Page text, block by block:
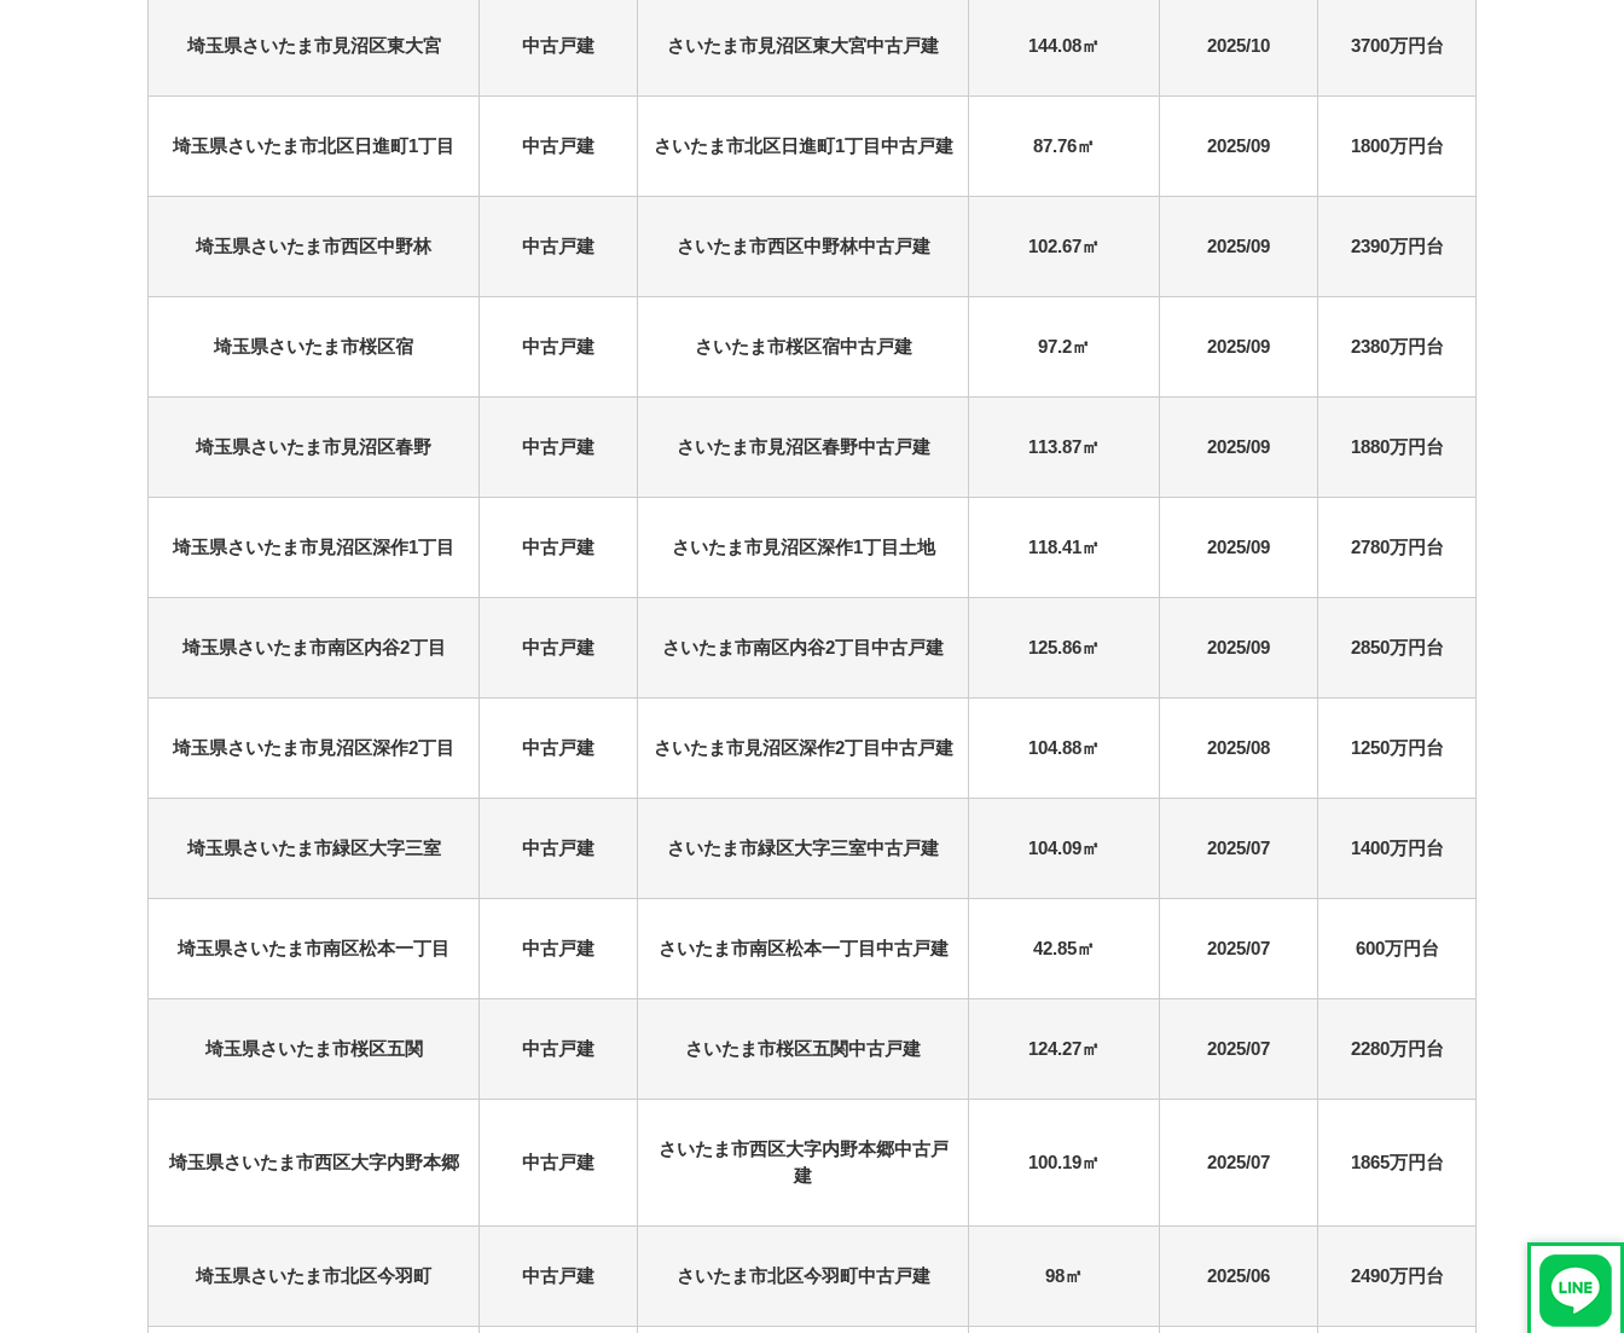
埼玉県さいたま市見沼区東大宮 中古戸建 さいたま市見沼区東大宮中古戸建 144.08㎡ 2025/10 3700万円台
埼玉県さいたま市北区日進町1丁目 中古戸建 さいたま市北区日進町1丁目中古戸建 87.76㎡ 2025/09 1800万円台
埼玉県さいたま市西区中野林 中古戸建 さいたま市西区中野林中古戸建 102.67㎡ 2025/09 2390万円台
埼玉県さいたま市桜区宿 中古戸建 さいたま市桜区宿中古戸建 97.2㎡ 2025/09 2380万円台
埼玉県さいたま市見沼区春野 中古戸建 さいたま市見沼区春野中古戸建 113.87㎡ 2025/09 1880万円台
埼玉県さいたま市見沼区深作1丁目 中古戸建 さいたま市見沼区深作1丁目土地 118.41㎡ 2025/09 2780万円台
埼玉県さいたま市南区内谷2丁目 中古戸建 さいたま市南区内谷2丁目中古戸建 125.86㎡ 2025/09 2850万円台
埼玉県さいたま市見沼区深作2丁目 中古戸建 さいたま市見沼区深作2丁目中古戸建 104.88㎡ 2025/08 1250万円台
埼玉県さいたま市緑区大字三室 中古戸建 さいたま市緑区大字三室中古戸建 104.09㎡ 2025/07 1400万円台
埼玉県さいたま市南区松本一丁目 中古戸建 さいたま市南区松本一丁目中古戸建 42.85㎡ 2025/07 600万円台
埼玉県さいたま市桜区五関 中古戸建 さいたま市桜区五関中古戸建 124.27㎡ 2025/07 2280万円台
埼玉県さいたま市西区大字内野本郷 中古戸建
さいたま市西区大字内野本郷中古戸
建
100.19㎡ 2025/07 1865万円台
埼玉県さいたま市北区今羽町 中古戸建 さいたま市北区今羽町中古戸建 98㎡ 2025/06 2490万円台